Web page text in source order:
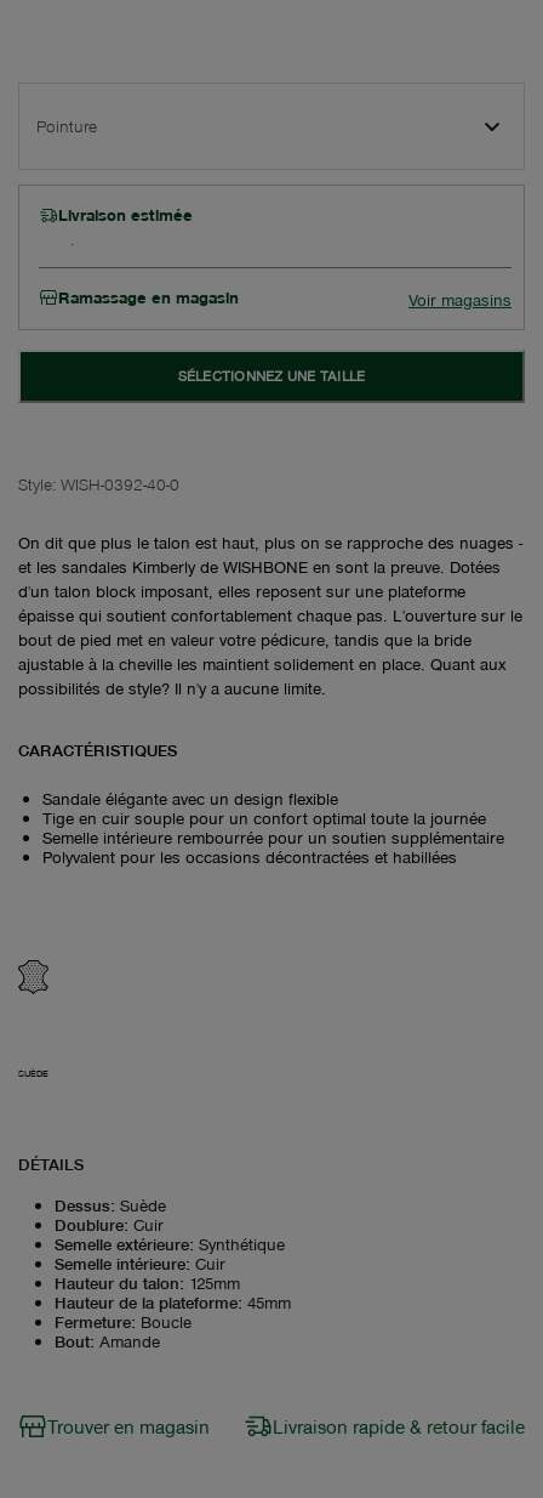
Pointure
Livraison estimée
Ramassage en magasin Voir magasins
SÉLECTIONNEZ UNE TAILLE
Style: WISH-0392-40-0
On dit que plus le talon est haut, plus on se rapproche des nuages -
et les sandales Kimberly de WISHBONE en sont la preuve. Dotées
d'un talon block imposant, elles reposent sur une plateforme
épaisse qui soutient confortablement chaque pas. L'ouverture sur le
bout de pied met en valeur votre pédicure, tandis que la bride
ajustable à la cheville les maintient solidement en place. Quant aux
possibilités de style? Il n'y a aucune limite.
CARACTÉRISTIQUES
Sandale élégante avec un design flexible
Tige en cuir souple pour un confort optimal toute la journée
Semelle intérieure rembourrée pour un soutien supplémentaire
Polyvalent pour les occasions décontractées et habillées
SUÈDE
DÉTAILS
Dessus: Suède
Doublure: Cuir
Semelle extérieure: Synthétique
Semelle intérieure: Cuir
Hauteur du talon: 125mm
Hauteur de la plateforme: 45mm
Fermeture: Boucle
Bout: Amande
Trouver en magasin Livraison rapide & retour facile